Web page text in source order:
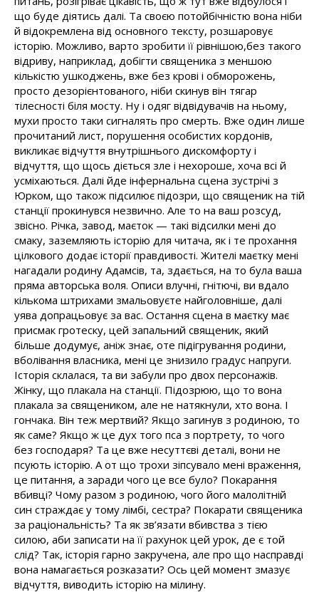
що буде діятись далі. Та своєю потойбічністю вона ніби
й відокремлена від основного тексту, розшаровує
історію. Можливо, варто зробити її рівнішою,без такого
відриву, наприклад, добігти священика з меншою
кількістю ушкоджень, вже без крові і обморожень,
просто дезорієнтованого, ніби скинув він тягар
тілесності біля мосту. Ну і одяг відвідувачів на ньому,
мухи просто таки сигналять про смерть. Вже один лише
прочитаний лист, порушення особистих кордонів,
викликає відчуття внутрішнього дискомфорту і
відчуття, що щось діється зле і нехороше, хоча всі й
усміхаються. Далі йде інфернальна сцена зустрічі з
Юрком, що також підсилює підозри, що священик на тій
станції прокинувся незвично. Але то на ваш розсуд,
звісно. Річка, завод, маєток — такі відсилки мені до
смаку, заземляють історію для читача, як і те прохання
цілкового додає історії правдивості. Жителі маєтку мені
нагадали родину Адамсів, та, здається, на то була ваша
пряма авторська воля. Описи влучні, гнітючі, ви вдало
кількома штрихами змальовуєте найголовніше, далі
уява допрацьовує за вас. Остання сцена в маєтку має
присмак гротеску, цей запальний священик, який
більше додумує, аніж знає, оте підігрування родини,
вболівання власника, мені це знизило градус напруги.
Історія склалася, та ви забули про двох персонажів.
Жінку, що плакала на станції. Підозрюю, що то вона
плакала за священиком, але не натякнули, хто вона. І
гончака. Він теж мертвий? Якщо загинув з родиною, то
як саме? Якщо ж це дух того пса з портрету, то чого
без господаря? Та це вже несуттєві деталі, вони не
псують історію. А от що трохи зіпсувало мені враження,
це питання, а заради чого це все було? Покарання
вбивці? Чому разом з родиною, чого його малолітній
син страждає у тому лімбі, сестра? Покарати священика
за раціональність? Та як зв’язати вбивства з тією
силою, аби записати на її рахунок цей урок, де є той
слід? Так, історія гарно закручена, але про що насправді
вона намагається розказати? Ось цей момент змазує
відчуття, виводить історію на мілину.